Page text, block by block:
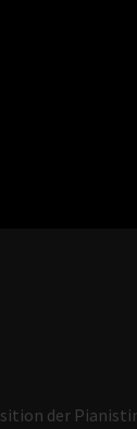
der